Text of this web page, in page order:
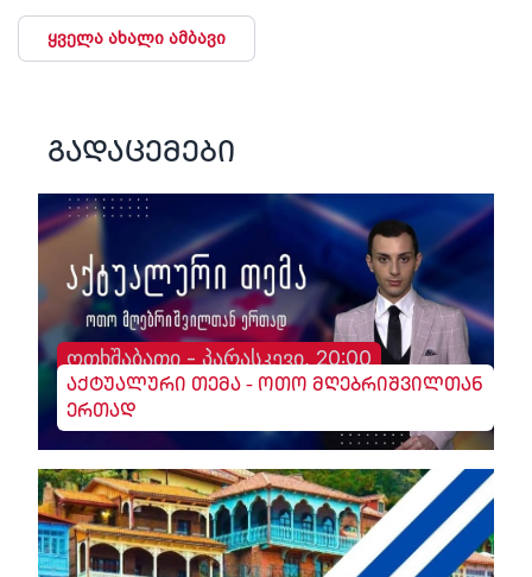
ყველა ახალი ამბავი
გადაცემები
ოთხშაბათი - პარასკევი, 20:00
აქტუალური თემა - ოთო მღებრიშვილთან
ერთად